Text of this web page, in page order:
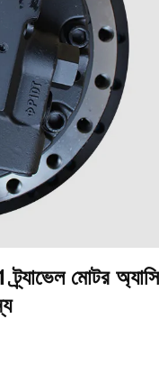
মোটর অ্যাসি